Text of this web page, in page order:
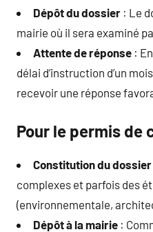
Dépôt du dossier : Le
mairie où il sera examiné
Attente de réponse :
délai d’instruction d’un
recevoir une réponse
Pour le permis de
Constitution du dossier
complexes et parfois des
(environnementale,
Dépôt à la mairie :